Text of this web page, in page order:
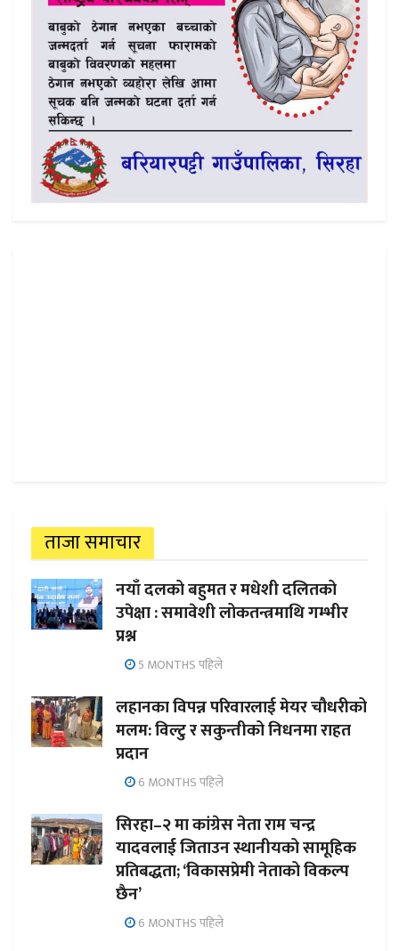
ताजा समाचार
नयाँ दलको बहुमत र मधेशी दलितको
उपेक्षा : समावेशी लोकतन्त्रमाथि गम्भीर
प्रश्न
5 MONTHS पहिले
लहानका विपन्न परिवारलाई मेयर चौधरीको
मलम: विल्टु र सकुन्तीको निधनमा राहत
प्रदान
6 MONTHS पहिले
सिरहा–२ मा कांग्रेस नेता राम चन्द्र
यादवलाई जिताउन स्थानीयको सामूहिक
प्रतिबद्धता; ‘विकासप्रेमी नेताको विकल्प
छैन’
6 MONTHS पहिले